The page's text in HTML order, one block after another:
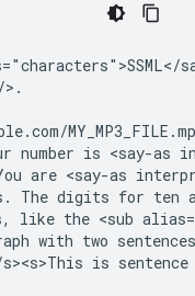
number is <say-as
are <say-as
The digits for ten
like the <sub
with two
is sentence